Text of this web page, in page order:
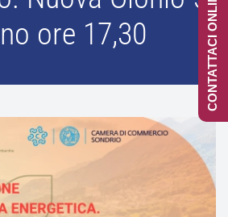
ore 17,30
CONTATTACI ONLINE